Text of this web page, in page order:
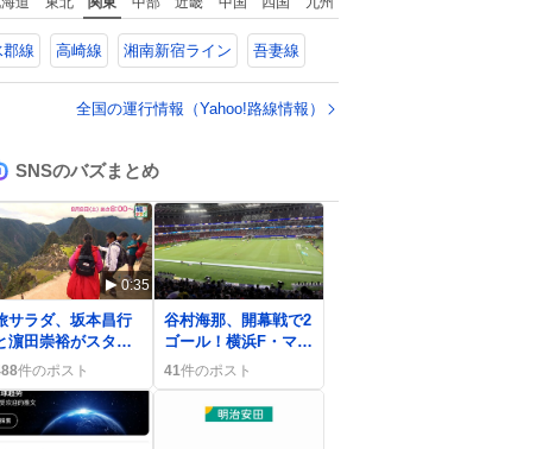
欠かせないものだ
。 当時の香水
、現在私たちが知
香水よりも単純な
は薔薇、菫、ベルガ
郡線 高崎線 湘南新宿ライン 吾妻線
全国の運行情報（Yahoo!路線情報）
SNSのバズまとめ
0:35
サラダ、坂本昌行
濵田崇裕がスタジ
共演でしじみ料理
イルカショーを披
件のポスト
谷村海那、開幕戦で2
ゴール！横浜F・マリ
ノスの奮闘にファン
歓喜
41件のポスト